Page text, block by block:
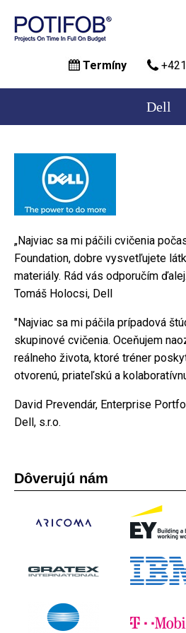
hlavný
Termíny
Dell
„Najviac sa mi páčili cvičenia
Foundation, dobre vysvetľujete
materiály. Rád vás odporučím
Tomáš Holocsi, Dell
"Najviac sa mi páčila prípadová
skupinové cvičenia. Oceňujem
reálneho života, ktoré tréner
otvorenú, priateľskú a
David Prevendár, Enterprise
Dell, s.r.o.
Dôverujú nám